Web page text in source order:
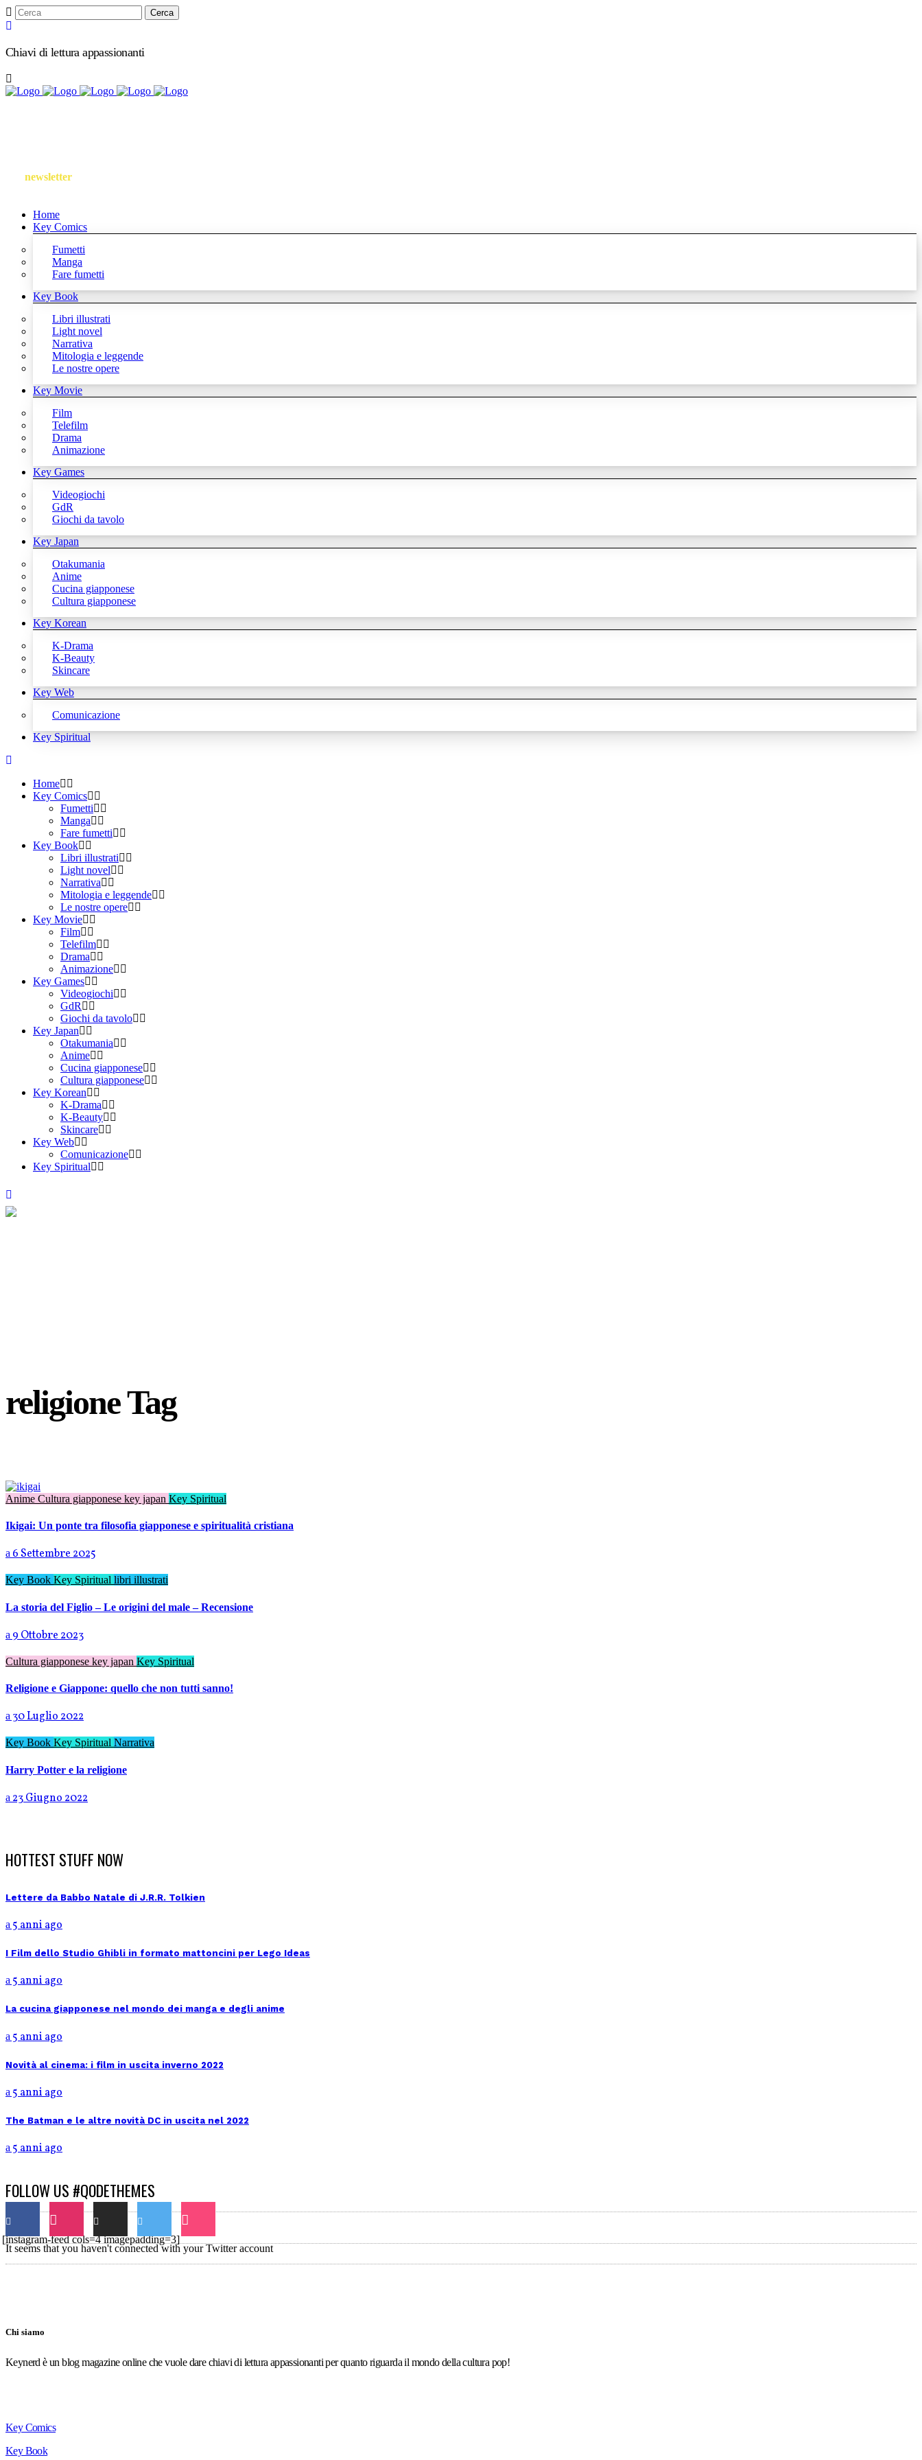
Chiavi di lettura appassionanti
newsletter
Home
Key Comics
Fumetti
Manga
Fare fumetti
Key Book
Libri illustrati
Light novel
Narrativa
Mitologia e leggende
Le nostre opere
Key Movie
Film
Telefilm
Drama
Animazione
Key Games
Videogiochi
GdR
Giochi da tavolo
Key Japan
Otakumania
Anime
Cucina giapponese
Cultura giapponese
Key Korean
K-Drama
K-Beauty
Skincare
Key Web
Comunicazione
Key Spiritual
Home
Key Comics
Fumetti
Manga
Fare fumetti
Key Book
Libri illustrati
Light novel
Narrativa
Mitologia e leggende
Le nostre opere
Key Movie
Film
Telefilm
Drama
Animazione
Key Games
Videogiochi
GdR
Giochi da tavolo
Key Japan
Otakumania
Anime
Cucina giapponese
Cultura giapponese
Key Korean
K-Drama
K-Beauty
Skincare
Key Web
Comunicazione
Key Spiritual
religione Tag
Anime Cultura giapponese key japan Key Spiritual
Ikigai: Un ponte tra filosofia giapponese e spiritualità cristiana
6 Settembre 2025
Key Book Key Spiritual libri illustrati
La storia del Figlio – Le origini del male – Recensione
9 Ottobre 2023
Cultura giapponese key japan Key Spiritual
Religione e Giappone: quello che non tutti sanno!
30 Luglio 2022
Key Book Key Spiritual Narrativa
Harry Potter e la religione
23 Giugno 2022
HOTTEST STUFF NOW
Lettere da Babbo Natale di J.R.R. Tolkien
5 anni ago
I Film dello Studio Ghibli in formato mattoncini per Lego Ideas
5 anni ago
La cucina giapponese nel mondo dei manga e degli anime
5 anni ago
Novità al cinema: i film in uscita inverno 2022
5 anni ago
The Batman e le altre novità DC in uscita nel 2022
5 anni ago
FOLLOW US #QODETHEMES
It seems that you haven't connected with your Twitter account
[instagram-feed cols=4 imagepadding=3]
Chi siamo
Keynerd è un blog magazine online che vuole dare chiavi di lettura appassionanti per quanto riguarda il mondo della cultura pop!
Key Comics
Key Book